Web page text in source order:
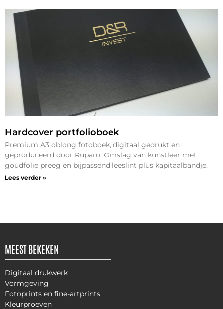
Hardcover portfolioboek
Premium A3 oblong fotoboek, digitaal gedrukt en
geproduceerd door Ruparo. Omslag van kunstleer met
goudfolie preeg en bijpassend leeslint plus kapitaalbandje.
Lees verder »
MEEST BEKEKEN
Digitaal drukwerk
Vormgeving
Fotoprints en fine-artprints
Kleurproeven